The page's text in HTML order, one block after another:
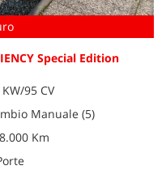
Special Edition
95 CV
Manuale (5)
Km